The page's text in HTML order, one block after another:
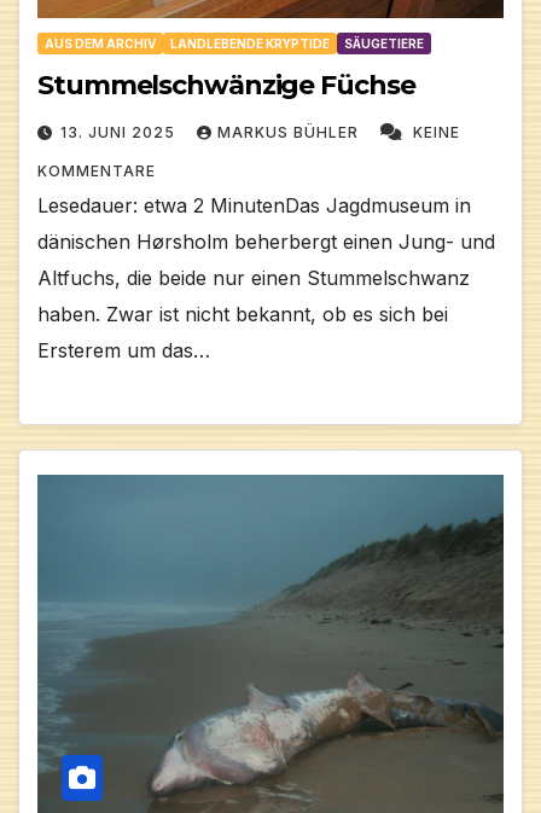
AUS DEM ARCHIV LANDLEBENDE KRYPTIDE SÄUGETIERE
Stummelschwänzige Füchse
13. JUNI 2025 MARKUS BÜHLER KEINE
KOMMENTARE
Lesedauer: etwa 2 MinutenDas Jagdmuseum in
dänischen Hørsholm beherbergt einen Jung- und
Altfuchs, die beide nur einen Stummelschwanz
haben. Zwar ist nicht bekannt, ob es sich bei
Ersterem um das…